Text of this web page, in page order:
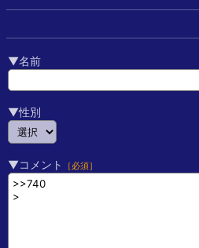
▼名前
▼性別
▼コメント ［必須］